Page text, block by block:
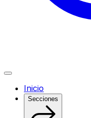
Inicio
Secciones